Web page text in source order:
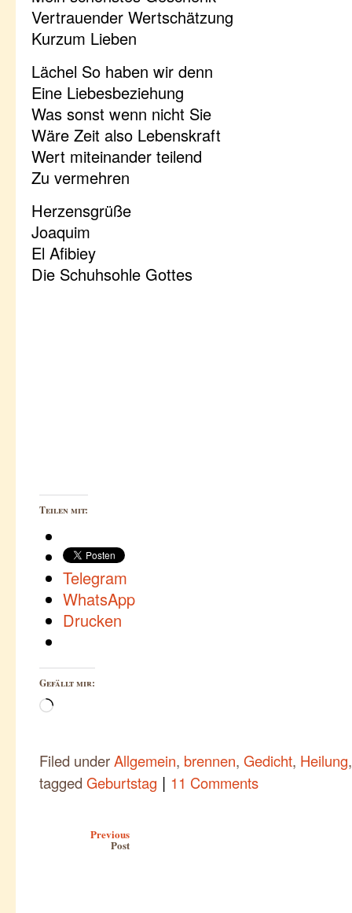
Vertrauender Wertschätzung
Kurzum Lieben
Lächel So haben wir denn
Eine Liebesbeziehung
Was sonst wenn nicht Sie
Wäre Zeit also Lebenskraft
Wert miteinander teilend
Zu vermehren
Herzensgrüße
Joaquim
El Afibiey
Die Schuhsohle Gottes
Teilen mit:
Telegram
WhatsApp
Drucken
Gefällt mir:
Wird
Filed underAllgemein, brennen, Gedicht, Heilung
tagged Geburtstag | 11 Comments
Previous
Post